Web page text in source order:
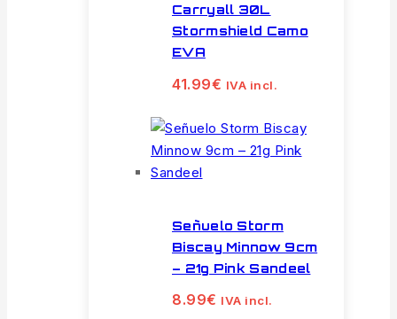
Carryall 30L
Stormshield Camo
EVA
41.99€ IVA incl.
Señuelo Storm
Biscay Minnow 9cm
– 21g Pink Sandeel
8.99€ IVA incl.